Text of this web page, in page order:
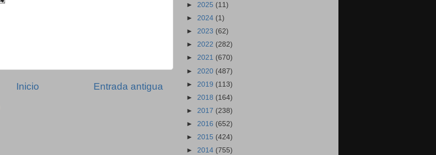
Entrada antigua
Inicio
► 2025 (11)
► 2024 (1)
► 2023 (62)
► 2022 (282)
► 2021 (670)
► 2020 (487)
► 2019 (113)
► 2018 (164)
► 2017 (238)
► 2016 (652)
► 2015 (424)
► 2014 (755)